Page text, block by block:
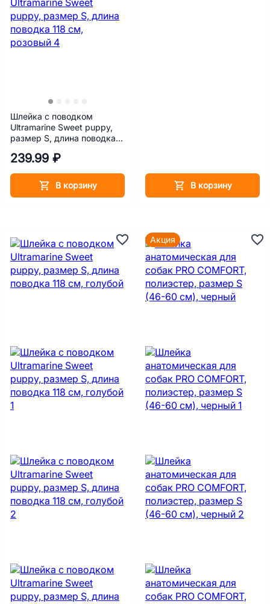
Шлейка с поводком
Ultramarine Sweet puppy,
размер S, длина поводка
239.99 ₽
В корзину В корзину
Акция